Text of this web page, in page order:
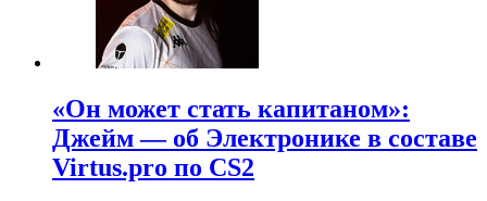
«Он может стать капитаном»:
Джейм — об Электронике в составе
Virtus.pro по CS2